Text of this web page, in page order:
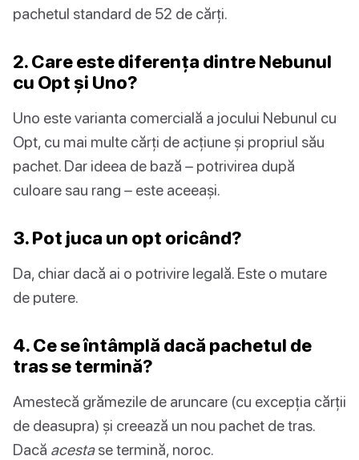
pachetul standard de 52 de cărți.
2. Care este diferența dintre Nebunul
cu Opt și Uno?
Uno este varianta comercială a jocului Nebunul cu
Opt, cu mai multe cărți de acțiune și propriul său
pachet. Dar ideea de bază – potrivirea după
culoare sau rang – este aceeași.
3. Pot juca un opt oricând?
Da, chiar dacă ai o potrivire legală. Este o mutare
de putere.
4. Ce se întâmplă dacă pachetul de
tras se termină?
Amestecă grămezile de aruncare (cu excepția cărții
de deasupra) și creează un nou pachet de tras.
Dacă acestase termină, noroc.